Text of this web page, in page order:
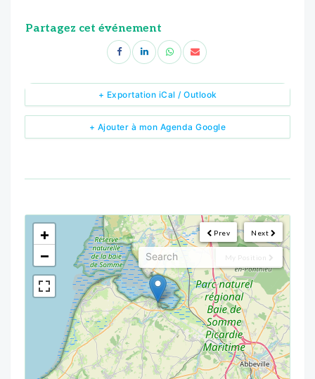
Partagez cet événement
+ Ajouter à mon Agenda Google
+ Exportation iCal / Outlook
Next
Prev
My Position
<!---->
+
−